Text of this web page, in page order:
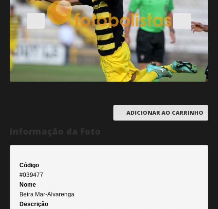
ADICIONAR AO CARRINHO
Código
#039477
Nome
Beira Mar-Alvarenga
Descrição